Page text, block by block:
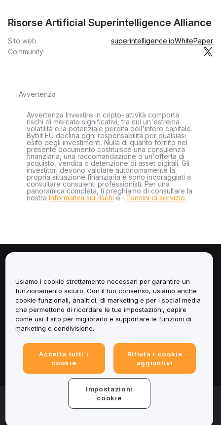
Risorse Artificial Superintelligence Alliance
Sito web superintelligence.ioWhitePaper
Community
Avvertenza
Avvertenza Investire in cripto-attività comporta
rischi di mercato significativi, tra cui un'estrema
volatilità e la potenziale perdita dell'intero capitale.
Bybit EU declina ogni responsabilità per qualsiasi
esito degli investimenti. Nulla di quanto fornito nel
presente documento costituisce una consulenza
finanziaria, una raccomandazione o un'offerta di
acquisto, vendita o detenzione di asset digitali. Gli
investitori devono valutare autonomamente la
propria situazione finanziaria e sono incoraggiati a
consultare consulenti professionisti. Per una
panoramica completa, ti preghiamo di consultare la
nostra Informativa sui rischi e i Termini di servizio.
Servizi
Assistenza
Informazioni legali
© 2025-2026 Bybit.eu. Tutti i diritti riservati.
Usiamo i cookie strettamente necessari per garantire un
funzionamento sicuro. Con il tuo consenso, usiamo anche
cookie funzionali, analitici, di marketing e per i social media
che permettono di ricordare le tue impostazioni, capire
come usi il sito per migliorarlo e supportare le funzioni di
marketing e condivisione.
Accetta tutti i
cookie
Rifiuta i cookie
aggiuntivi
Impostazioni
cookie